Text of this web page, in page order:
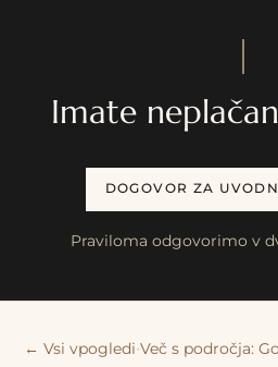
Imate
DOGOVOR ZA
Praviloma odgovorimo v
← Vsi vpogledi·Več s področja: